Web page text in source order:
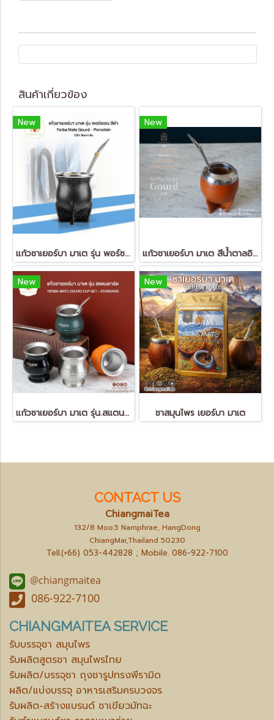
สินค้าเกี่ยวข้อง
New
แก้วชาเยอร์บา มาเต รุ่น พอร์ซเลน สีดำ Yerba Mate Gourd - Porcelain
New
แก้วชาเยอร์บา มาเต สีน้ำตาลอิฐ (Yerba Mate Gourd)
New
แก้วชาเยอร์บา มาเต รุ่น.สแตนดาร์ด
New
ชาสมุนไพร เยอร์บา มาเต
CONTACT US
ChiangmaiTea
132/8 Moo.5 Namphrae, HangDong
ChiangMai,Thailand 50230
Tell.(+66) 053-442828 ; Mobile. 086-922-7100
@chiangmaitea
086-922-7100
CHIANGMAITEA SERVICE
รับบรรจุชา สมุนไพร
รับผลิตสูตรชา สมุนไพรไทย
รับผลิต/บรรจุชา ถุงชารูปทรงพีรามิด
ผลิต/แบ่งบรรจุ อาหารเสริมครบวงจร
รับผลิต-สร้างแบรนด์ ชาเขียวมัทฉะ